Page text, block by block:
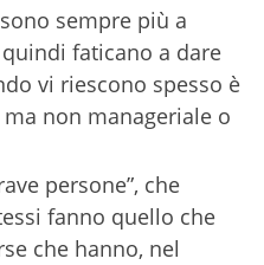
sempre più a
faticano a dare
vi riescono spesso è
non manageriale o
persone”, che
fanno quello che
che hanno, nel